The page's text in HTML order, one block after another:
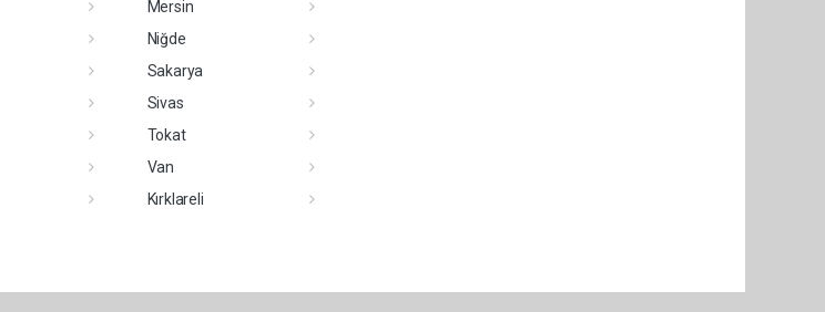
Mersin
Niğde
Sakarya
Sivas
Tokat
Van
Kırklareli